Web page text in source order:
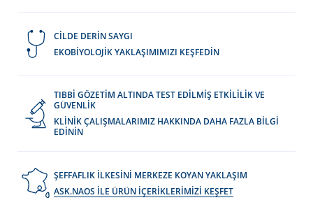
CİLDE DERİN SAYGI
EKOBİYOLOJİK YAKLAŞIMIMIZI KEŞFEDİN
TIBBİ GÖZETİM ALTINDA TEST EDİLMİŞ ETKİLİLİK VE
GÜVENLİK
KLİNİK ÇALIŞMALARIMIZ HAKKINDA DAHA FAZLA BİLGİ
EDİNİN
ŞEFFAFLIK İLKESİNİ MERKEZE KOYAN YAKLAŞIM
ASK.NAOS İLE ÜRÜN İÇERİKLERİMİZİ KEŞFET